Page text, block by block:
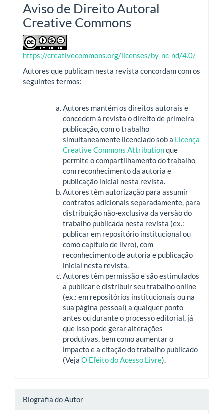
Aviso de Direito Autoral
Creative Commons
https://creativecommons.org/licenses/by-nc-nd/4.0/
Autores que publicam nesta revista concordam com os
seguintes termos:
Autores mantém os direitos autorais e
concedem à revista o direito de primeira
publicação, com o trabalho
simultaneamente licenciado sob a Licença
Creative Commons Attributionque
permite o compartilhamento do trabalho
com reconhecimento da autoria e
publicação inicial nesta revista.
Autores têm autorização para assumir
contratos adicionais separadamente, para
distribuição não-exclusiva da versão do
trabalho publicada nesta revista (ex.:
publicar em repositório institucional ou
como capítulo de livro), com
reconhecimento de autoria e publicação
inicial nesta revista.
Autores têm permissão e são estimulados
a publicar e distribuir seu trabalho online
(ex.: em repositórios institucionais ou na
sua página pessoal) a qualquer ponto
antes ou durante o processo editorial, já
que isso pode gerar alterações
produtivas, bem como aumentar o
impacto e a citação do trabalho publicado
(Veja O Efeito do Acesso Livre).
Biografia do Autor